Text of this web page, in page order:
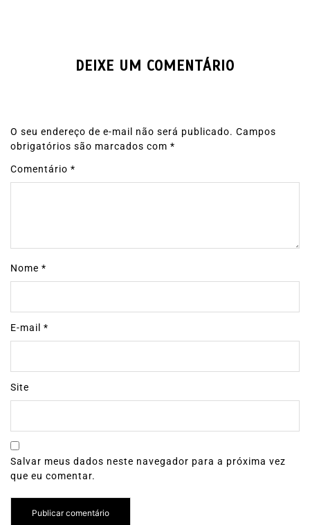
DEIXE UM COMENTÁRIO
O seu endereço de e-mail não será publicado. Campos
obrigatórios são marcados com *
Comentário *
Nome *
E-mail *
Site
Salvar meus dados neste navegador para a próxima vez
que eu comentar.